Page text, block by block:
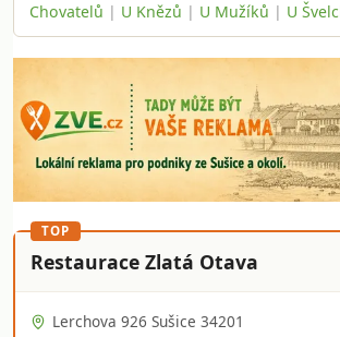
Chovatelů | U Knězů | U Mužíků | U
TOP
Restaurace Zlatá Otava
Lerchova 926 Sušice 34201